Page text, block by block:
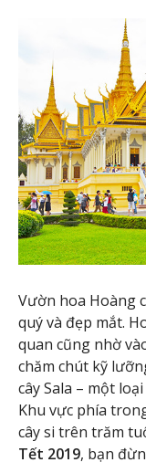
Vườn hoa Hoàng
quý và đẹp mắt.
quan cũng nhờ
chăm chút kỹ
cây Sala – một
Khu vực phía
cây si trên trăm
Tết 2019, bạn